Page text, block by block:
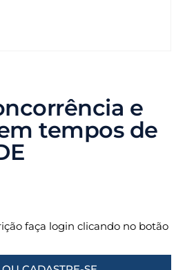
e
tempos de
faça login clicando no botão